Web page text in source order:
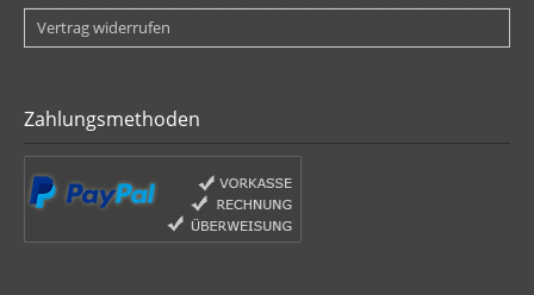
Vertrag widerrufen
Zahlungsmethoden